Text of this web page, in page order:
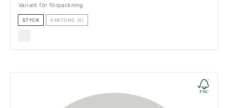
Variant för förpackning
STYCK KARTONG (4)